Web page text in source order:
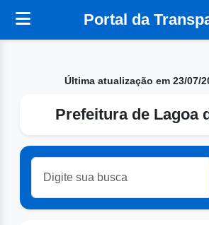
Portal da
Última atualização em 23/07/
Prefeitura de Lagoa